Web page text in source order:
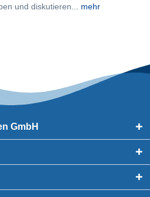
und diskutieren...
mehr
GmbH